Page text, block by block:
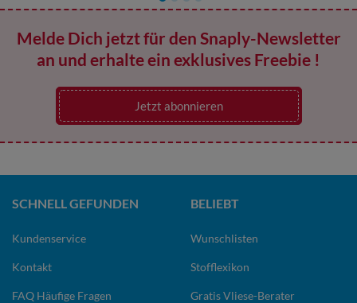
Melde Dich jetzt für den Snaply-Newsletter
an und erhalte ein exklusives Freebie !
Jetzt abonnieren
SCHNELL GEFUNDEN
Kundenservice
Kontakt
FAQ Häufige Fragen
BELIEBT
Wunschlisten
Stofflexikon
Gratis Vliese-Berater